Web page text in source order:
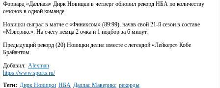
Форвард «Далласа» Дирк Новицки в четверг обновил рекорд НБА по количеству
сезонов в одной команде.
Новицки сыграл в матче с «Финиксом» (89:99), начав свой 21-й сезон в составе
«Мэверикс». На счету немца 2 очка и 1 подбор за 6 минут.
Предыдущий рекорд (20) Новицки делил вместе с легендой «Лейкерс» Кобе
Брайантом.
Добавил: Alexman
https://www.sports.ru/
Теги: Дирк Новицки НБА Даллас Маверикс рекорды